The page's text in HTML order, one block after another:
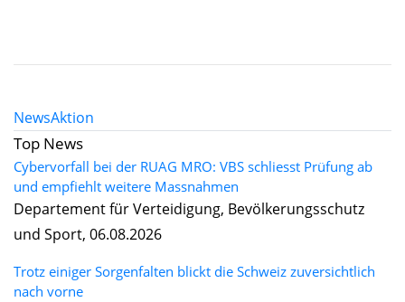
NewsAktion
Top News
Cybervorfall bei der RUAG MRO: VBS schliesst Prüfung ab
und empfiehlt weitere Massnahmen
Departement für Verteidigung, Bevölkerungsschutz
und Sport, 06.08.2026
Trotz einiger Sorgenfalten blickt die Schweiz zuversichtlich
nach vorne